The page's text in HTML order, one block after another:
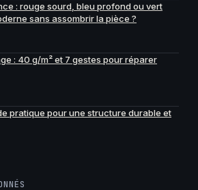
: rouge sourd, bleu profond ou vert
sans assombrir la pièce ?
: 40 g/m² et 7 gestes pour réparer
pratique pour une structure durable et